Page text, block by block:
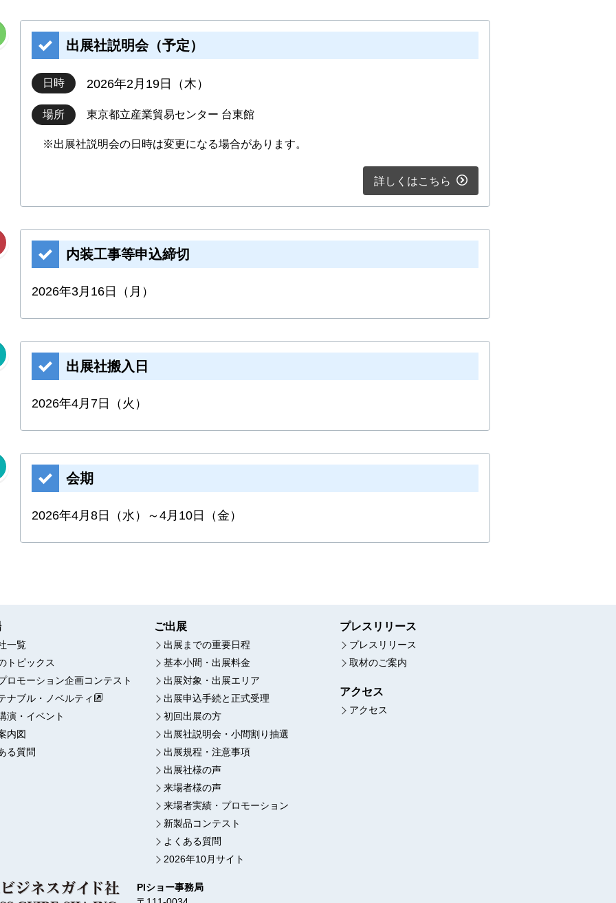
出展社説明会（予定）
日時 2026年2月19日（木）
場所 東京都立産業貿易センター 台東館
出展社説明会の日時は変更になる場合があります。
詳しくはこちら
内装工事等申込締切
2026年3月16日（月）
出展社搬入日
2026年4月7日（火）
会期
2026年4月8日（水）～4月10日（金）
一覧
トピックス
ロモーション企画コンテスト
ナブル・ノベルティ
演・イベント
内図
る質問
ご出展
出展までの重要日程
基本小間・出展料金
出展対象・出展エリア
出展申込手続と正式受理
初回出展の方
出展社説明会・小間割り抽選
出展規程・注意事項
出展社様の声
来場者様の声
来場者実績・プロモーション
新製品コンテスト
よくある質問
2026年10月サイト
プレスリリース
プレスリリース
取材のご案内
アクセス
アクセス
PIショー事務局